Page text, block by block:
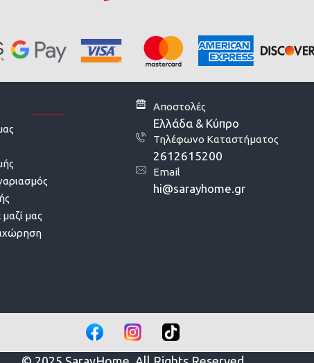
μας
Αποστολές
Ελλάδα & Κύπρο
Τηλέφωνο Καταστήματος
2612615200
Email
hi@sarayhome.gr